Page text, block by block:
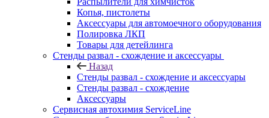
Копья, пистолеты
Аксессуары для автомоечного оборудования
Полировка ЛКП
Товары для детейлинга
Стенды развал - схождение и аксессуары
Назад
Стенды развал - схождение и аксессуары
Стенды развал - схождение
Аксессуары
Сервисная автохимия ServiceLine